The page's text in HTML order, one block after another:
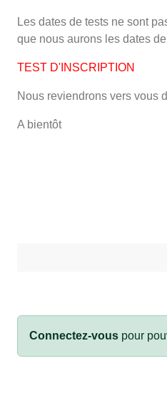
Les dates de tests ne sont
que nous aurons les dates
TEST D'INSCRIPTION
Nous reviendrons vers vous
A bientôt
Connectez-vous pour